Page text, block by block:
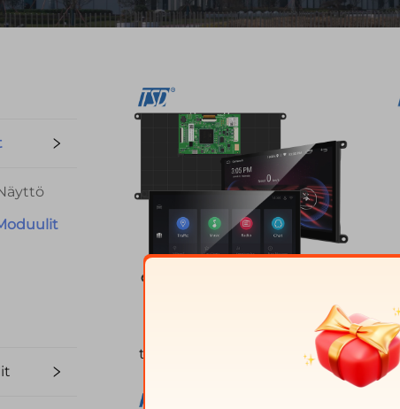
Gen4-STM32-101CT-0110,1
tuuman 1024*600 HD älykäs
UART/RS232/RS485, 40:n pinin